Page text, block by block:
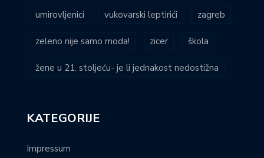
umirovljenici vukovarski leptirići zagreb
zeleno nije samo moda! zicer škola
žene u 21. stoljeću- je li jednakost nedostižna
KATEGORIJE
Impressum